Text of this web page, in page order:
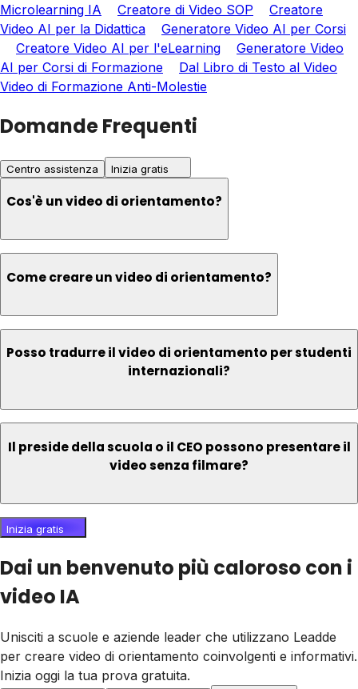
Microlearning IA
Creatore di Video SOP
Creatore
Video AI per la Didattica
Generatore Video AI per Corsi
Creatore Video AI per l'eLearning
Generatore Video
AI per Corsi di Formazione
Dal Libro di Testo al Video
Video di Formazione Anti-Molestie
Domande Frequenti
Centro assistenza Inizia gratis
Cos'è un video di orientamento?
Come creare un video di orientamento?
Posso tradurre il video di orientamento per studenti
internazionali?
Il preside della scuola o il CEO possono presentare il
video senza filmare?
Inizia gratis
Dai un benvenuto più caloroso con i
video IA
Unisciti a scuole e aziende leader che utilizzano Leadde
per creare video di orientamento coinvolgenti e informativi.
Inizia oggi la tua prova gratuita.